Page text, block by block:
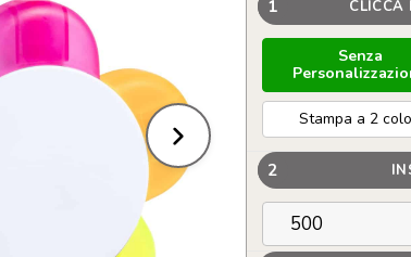
1 CLICCA
Senza
Stampa a 2
2